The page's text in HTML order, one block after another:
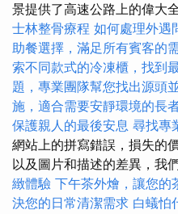
景提供了高速公路上的偉大
士林整骨療程 如何處理外遇
助餐選擇，滿足所有賓客的
索不同款式的冷凍櫃，找到
題，專業團隊幫您找出源頭
施，適合需要安靜環境的長
保護親人的最後安息 尋找專
網站上的拼寫錯誤，損失的
以及圖片和描述的差異，我
緻體驗 下午茶外燴，讓您的
決您的日常清潔需求 白蟻怕